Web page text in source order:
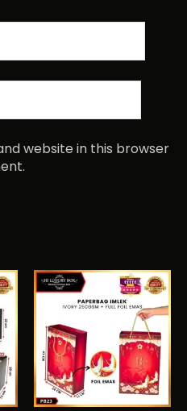
website in this browser
through
Rp21.780